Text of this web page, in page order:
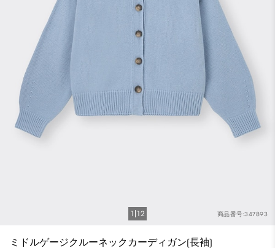
商品番号:347893
1 12
ミドルゲージクルーネックカーディガン(長袖)